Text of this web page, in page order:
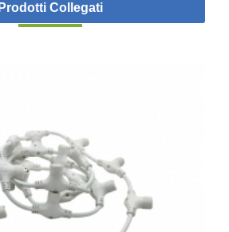
Prodotti Collegati